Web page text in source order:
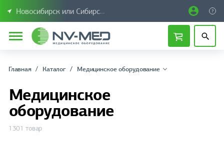
Новосибирск или Сибирский федеральный округ
Главная Каталог Медицинское оборудование
Медицинское
оборудование
1301 товар